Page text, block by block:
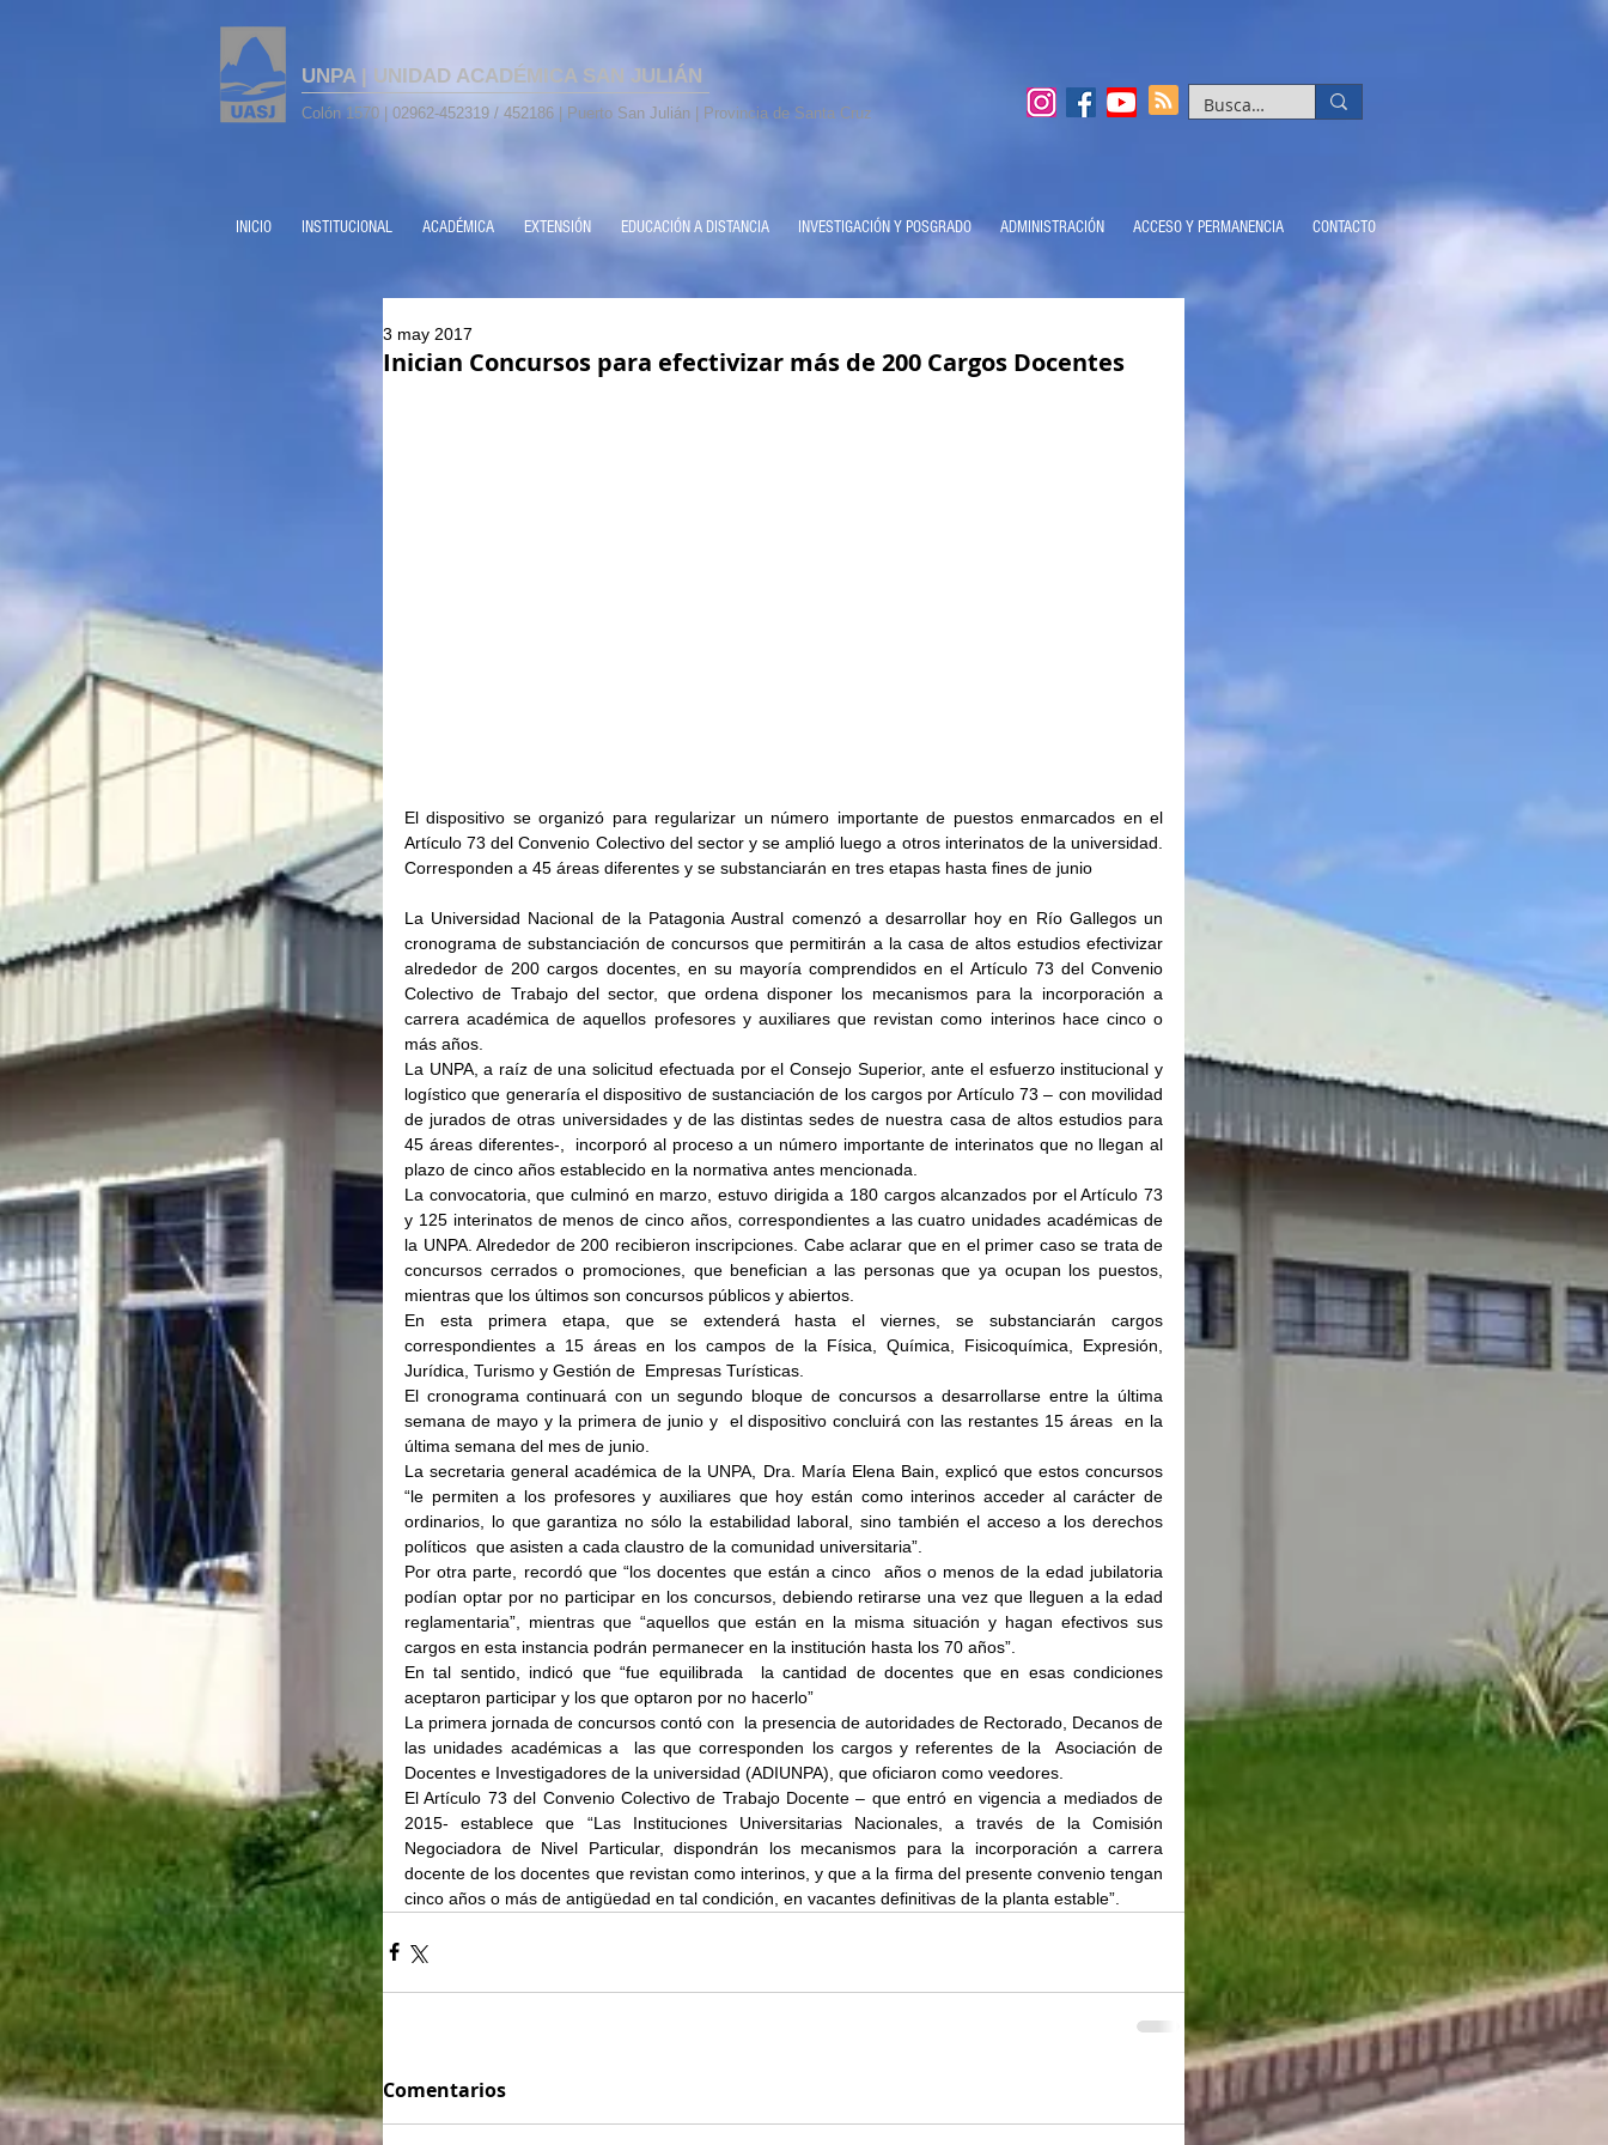
UNPA | UNIDAD ACADÉMICA SAN JULIÁN
Colón 1570 | 02962-452319 / 452186 | Puerto San Julián | Provincia de Santa Cruz
INICIO INSTITUCIONAL ACADÉMICA EXTENSIÓN EDUCACIÓN A DISTANCIA INVESTIGACIÓN Y POSGRADO ADMINISTRACIÓN ACCESO Y PERMANENCIA CONTACTO
Inician Concursos para efectivizar más de 200 Cargos Docentes
3 may 2017
El dispositivo se organizó para regularizar un número importante de puestos enmarcados en el
Artículo 73 del Convenio Colectivo del sector y se amplió luego a otros interinatos de la universidad.
Corresponden a 45 áreas diferentes y se substanciarán en tres etapas hasta fines de junio
La Universidad Nacional de la Patagonia Austral comenzó a desarrollar hoy en Río Gallegos un
cronograma de substanciación de concursos que permitirán a la casa de altos estudios efectivizar
alrededor de 200 cargos docentes, en su mayoría comprendidos en el Artículo 73 del Convenio
Colectivo de Trabajo del sector, que ordena disponer los mecanismos para la incorporación a
carrera académica de aquellos profesores y auxiliares que revistan como interinos hace cinco o
más años.
La UNPA, a raíz de una solicitud efectuada por el Consejo Superior, ante el esfuerzo institucional y
logístico que generaría el dispositivo de sustanciación de los cargos por Artículo 73 – con movilidad
de jurados de otras universidades y de las distintas sedes de nuestra casa de altos estudios para
45 áreas diferentes-,  incorporó al proceso a un número importante de interinatos que no llegan al
plazo de cinco años establecido en la normativa antes mencionada.
La convocatoria, que culminó en marzo, estuvo dirigida a 180 cargos alcanzados por el Artículo 73
y 125 interinatos de menos de cinco años, correspondientes a las cuatro unidades académicas de
la UNPA. Alrededor de 200 recibieron inscripciones. Cabe aclarar que en el primer caso se trata de
concursos cerrados o promociones, que benefician a las personas que ya ocupan los puestos,
mientras que los últimos son concursos públicos y abiertos.
En esta primera etapa, que se extenderá hasta el viernes, se substanciarán cargos
correspondientes a 15 áreas en los campos de la Física, Química, Fisicoquímica, Expresión,
Jurídica, Turismo y Gestión de  Empresas Turísticas.
El cronograma continuará con un segundo bloque de concursos a desarrollarse entre la última
semana de mayo y la primera de junio y  el dispositivo concluirá con las restantes 15 áreas  en la
última semana del mes de junio.
La secretaria general académica de la UNPA, Dra. María Elena Bain, explicó que estos concursos
“le permiten a los profesores y auxiliares que hoy están como interinos acceder al carácter de
ordinarios, lo que garantiza no sólo la estabilidad laboral, sino también el acceso a los derechos
políticos  que asisten a cada claustro de la comunidad universitaria”.
Por otra parte, recordó que “los docentes que están a cinco  años o menos de la edad jubilatoria
podían optar por no participar en los concursos, debiendo retirarse una vez que lleguen a la edad
reglamentaria”, mientras que “aquellos que están en la misma situación y hagan efectivos sus
cargos en esta instancia podrán permanecer en la institución hasta los 70 años”.
En tal sentido, indicó que “fue equilibrada  la cantidad de docentes que en esas condiciones
aceptaron participar y los que optaron por no hacerlo”
La primera jornada de concursos contó con  la presencia de autoridades de Rectorado, Decanos de
las unidades académicas a  las que corresponden los cargos y referentes de la  Asociación de
Docentes e Investigadores de la universidad (ADIUNPA), que oficiaron como veedores.
El Artículo 73 del Convenio Colectivo de Trabajo Docente – que entró en vigencia a mediados de
2015- establece que “Las Instituciones Universitarias Nacionales, a través de la Comisión
Negociadora de Nivel Particular, dispondrán los mecanismos para la incorporación a carrera
docente de los docentes que revistan como interinos, y que a la firma del presente convenio tengan
cinco años o más de antigüedad en tal condición, en vacantes definitivas de la planta estable”.
Comentarios